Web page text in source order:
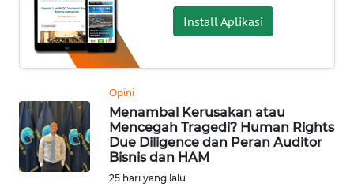
Install Aplikasi
Opini
Menambal Kerusakan atau
Mencegah Tragedi? Human Rights
Due Diligence dan Peran Auditor
Bisnis dan HAM
25 hari yang lalu
KHAS
SERBA-
SERBI
OPINI
Informasi